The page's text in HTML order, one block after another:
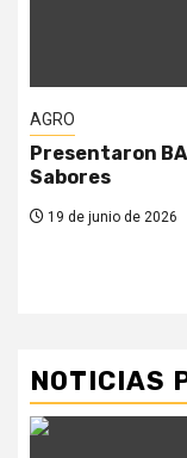
AGRO
Presentaron
Sabores
19 de junio de 2026
NOTICIAS